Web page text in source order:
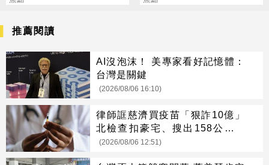
推薦閱讀
AI沒泡沫！ 美專家看好記憶體：
台灣是關鍵
(2026/08/06 16:10)
律師誆慈濟買疫苗「狠詐10億」
北檢查扣豪宅、搜出158公斤黃
金
(2026/08/06 12:51)